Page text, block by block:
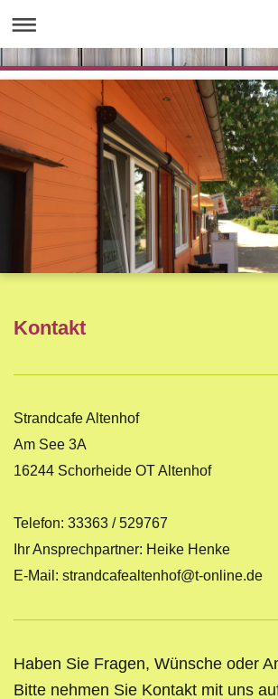
Kontakt
Strandcafe Altenhof
Am See 3A
16244 Schorheide OT Altenhof
Telefon: 33363 / 529767
Ihr Ansprechpartner: Heike Henke
E-Mail: strandcafealtenhof@t-online.de
Haben Sie Fragen, Wünsche oder
Bitte nehmen Sie Kontakt mit uns